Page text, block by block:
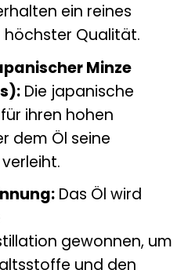
ein reines
Qualität.
Minze
Die japanische
ihren hohen
dem Öl seine
Das Öl wird
gewonnen, um
und den